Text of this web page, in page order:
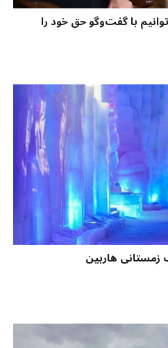
با گفت‌وگو حق خود را
زمستانی هاربین